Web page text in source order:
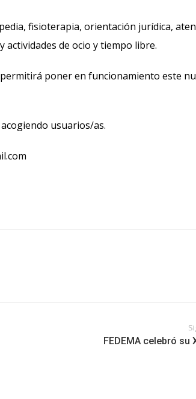
fisioterapia, orientación jurídica,
de ocio y tiempo libre.
permitirá poner en funcionamiento este
usuarios/as.
FEDEMA celebró su